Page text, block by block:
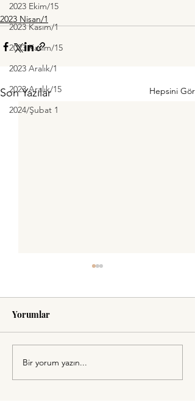
2023 Ekim/15
2023 Kasım/1
2023 Kasım/15
2023 Aralık/1
2023 Aralık/15
2024/Şubat 1
2023 Nisan/1
Son Yazılar Hepsini Gör
Dilenciyi Dahi Memnun
Edemediğim Bir Gün
Yorumlar
Bir yorum yazın...